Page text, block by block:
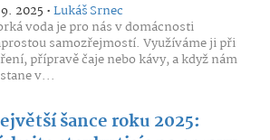
2025 •Lukáš Srnec
voda je pro nás v domácnosti
samozřejmostí. Využíváme ji při
přípravě čaje nebo kávy, a když nám
v...
šance roku 2025: